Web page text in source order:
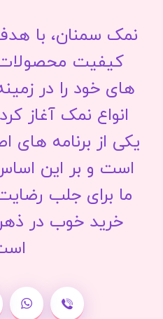
نمک سمنان، با
کیفیت محصولات
های خود را در
انواع نمک آغاز
یکی از برنامه
است و بر این
ما برای جلب
خرید خوب در